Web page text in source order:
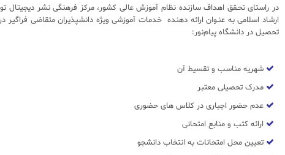
در راستای تحـقق اهداف سازنده نظام آموزش عالی کشور، مرکز فرهنگی نشر دیجیتال
ارشاد اسلامی به عنـوان ارائه دهنده خدمات آموزشی ویژه دانشپذیران متقاضی
تحصیل در دانشگاه پیام‌نور:
شهریه مناسب و تقسیط آن
مدرک تحصیلی معتبر
عدم حضور اجباری در کلاس های حضوری
ارائه کتب و منابع امتحانی
تعیین محل امتحانات به انتخاب دانشجو